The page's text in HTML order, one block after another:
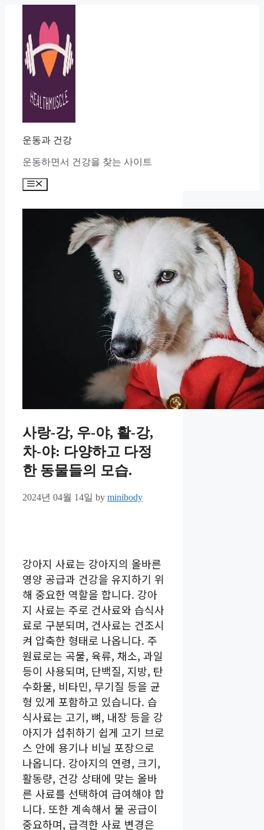
운동과 건강
운동하면서 건강을 찾는 사이트
Menu
사랑-강, 우-야, 활-강,
차-야: 다양하고 다정
한 동물들의 모습.
2024년 04월 14일 by minibody
강아지 사료는 강아지의 올바른
영양 공급과 건강을 유지하기 위
해 중요한 역할을 합니다. 강아
지 사료는 주로 건사료와 습식사
료로 구분되며, 건사료는 건조시
켜 압축한 형태로 나옵니다. 주
원료로는 곡물, 육류, 채소, 과일
등이 사용되며, 단백질, 지방, 탄
수화물, 비타민, 무기질 등을 균
형 있게 포함하고 있습니다. 습
식사료는 고기, 뼈, 내장 등을 강
아지가 섭취하기 쉽게 고기 브로
스 안에 용기나 비닐 포장으로
나옵니다. 강아지의 연령, 크기,
활동량, 건강 상태에 맞는 올바
른 사료를 선택하여 급여해야 합
니다. 또한 계속해서 물 공급이
중요하며, 급격한 사료 변경은